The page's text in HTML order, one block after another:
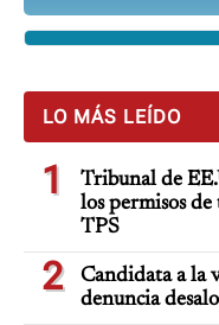
LO MÁS LEÍDO
1
Tribunal de
los permisos de
TPS
2
Candidata a la
denuncia